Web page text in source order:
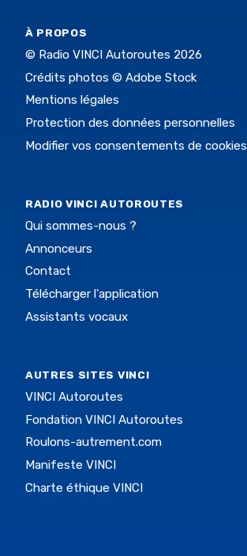
À PROPOS
© Radio VINCI Autoroutes 2026
Crédits photos © Adobe Stock
Mentions légales
Protection des données personnelles
Modifier vos consentements de cookies
RADIO VINCI AUTOROUTES
Qui sommes-nous ?
Annonceurs
Contact
Télécharger l'application
Assistants vocaux
AUTRES SITES VINCI
VINCI Autoroutes
Fondation VINCI Autoroutes
Roulons-autrement.com
Manifeste VINCI
Charte éthique VINCI